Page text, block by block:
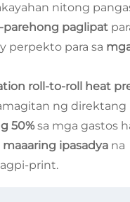
nitong
parehong paglipat
perpekto para sa
roll-to-roll heat
ng direktang
50%sa mga gastos
ipasadya na
print.